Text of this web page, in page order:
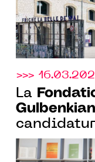
>>>
La
Gulbenkian
sa
artistique